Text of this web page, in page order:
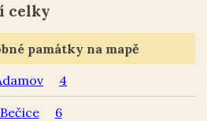
celky
památky na mapě
4
Bečice 6